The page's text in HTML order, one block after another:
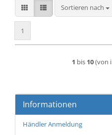
Sortieren nach
Sortieren nach
1
1 bis 10(von
Informationen
Händler Anmeldung